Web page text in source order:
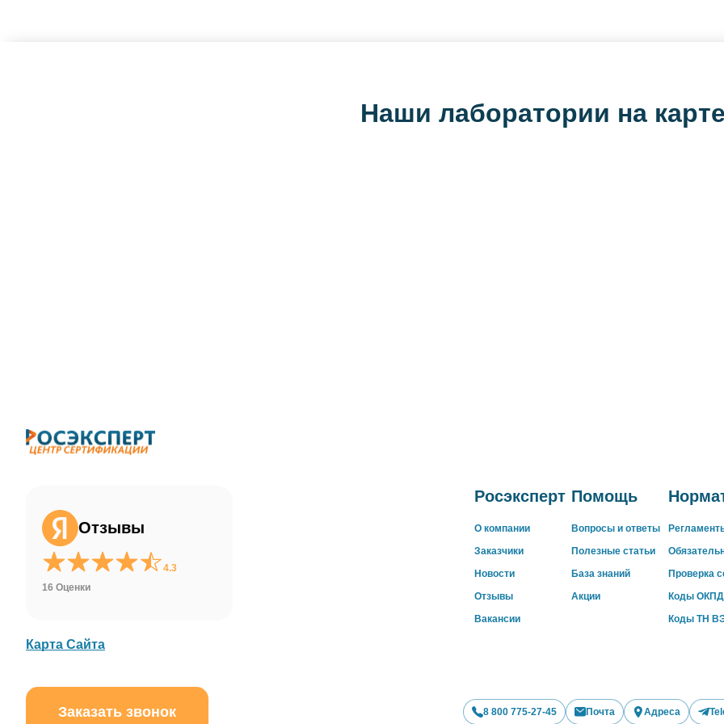
Наши лаборатории на
Отзывы
4.3
16 Оценки
Росэксперт
О компании
Заказчики
Новости
Отзывы
Вакансии
Помощь
Вопросы и ответы
Полезные статьи
База знаний
Акции
Проверка
Коды
Коды ТН
Карта Сайта
Заказать звонок 8 800 775-27-45 Почта Адреса
WhatsApp